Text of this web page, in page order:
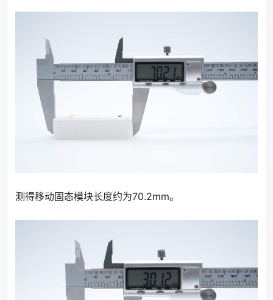
测得移动固态模块长度约为70.2mm。